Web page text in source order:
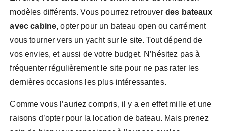
modèles différents. Vous pourrez retrouver des bateaux
avec cabine, opter pour un bateau open ou carrément
vous tourner vers un yacht sur le site. Tout dépend de
vos envies, et aussi de votre budget. N’hésitez pas à
fréquenter régulièrement le site pour ne pas rater les
dernières occasions les plus intéressantes.
Comme vous l’auriez compris, il y a en effet mille et une
raisons d’opter pour la location de bateau. Mais prenez